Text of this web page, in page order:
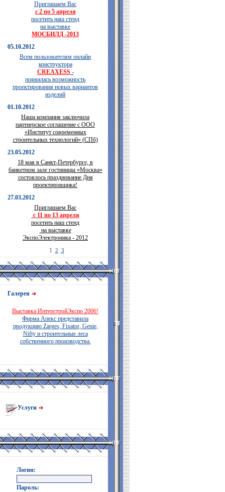
Приглашаем Вас
с 2 по 5 апреля
посетить наш стенд
на выставке
МОСБИЛД -2013
05.10.2012
Всем пользователям онлайн
конструктора
CREAXESS-
появилась возможность
проектирования новых вариантов
изделий
01.10.2012
Наша компания заключила
партнерское соглашение с ООО
«Институт современных
строительных технологий» (СПб)
23.05.2012
18 мая в Санкт-Петербурге, в
банкетном зале гостиницы «Москва»
состоялось празднование Дня
проектировщика!
27.03.2012
Приглашаем Вас
с 11 по 13 апреля
посетить наш стенд
на выставке
ЭкспоЭлектроника - 2012
1 2 3
Галерея
Выставка ИнтерстройЭкспо 2006!
Фирма Апекс представила
продукцию Zarges, Fixator, Genie,
Nifty и строительные леса
собственного производства.
Услуги
Логин:
Пароль: